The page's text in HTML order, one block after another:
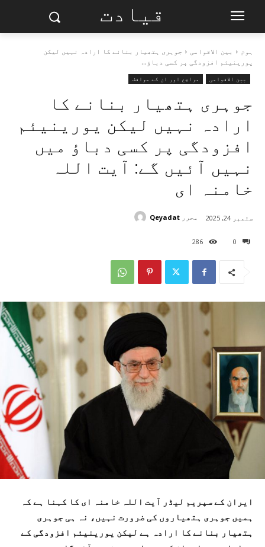
قیادت
ہوم بین الاقوامی
جوہری ہتھیار بنانے کا ارادہ نہیں لیکن
یورینیئم افزودگی پر کسی دباؤ...
بین الاقوامی مراجع اور ان کے مواقف
جوہری ہتھیار بنانے کا
ارادہ نہیں لیکن یورینیئم
افزودگی پر کسی دباؤ میں
نہیں آئیں گے: آیت اللہ
خامنہ ای
0
286
ستمبر 24, 2025 محرر Qeyadat
ایران کے سپریم لیڈر آیت اللہ خامنہ ای کا کہنا ہے کہ
ہمیں جوہری ہتھیاروں کی ضرورت نہیں، نہ ہی جوہری
ہتھیار بنانے کا ارادہ ہے لیکن یورینیئم افزودگی کے